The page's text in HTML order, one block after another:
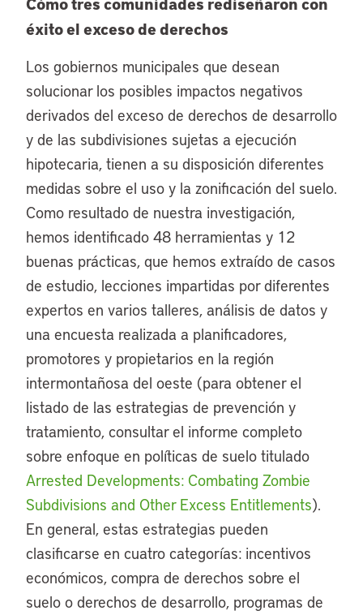
éxito el exceso de derechos
Los gobiernos municipales que desean
solucionar los posibles impactos negativos
derivados del exceso de derechos de desarrollo
y de las subdivisiones sujetas a ejecución
hipotecaria, tienen a su disposición diferentes
medidas sobre el uso y la zonificación del suelo.
Como resultado de nuestra investigación,
hemos identificado 48 herramientas y 12
buenas prácticas, que hemos extraído de casos
de estudio, lecciones impartidas por diferentes
expertos en varios talleres, análisis de datos y
una encuesta realizada a planificadores,
promotores y propietarios en la región
intermontañosa del oeste (para obtener el
listado de las estrategias de prevención y
tratamiento, consultar el informe completo
sobre enfoque en políticas de suelo titulado
Arrested Developments: Combating Zombie
Subdivisions and Other Excess Entitlements).
En general, estas estrategias pueden
clasificarse en cuatro categorías: incentivos
económicos, compra de derechos sobre el
suelo o derechos de desarrollo, programas de